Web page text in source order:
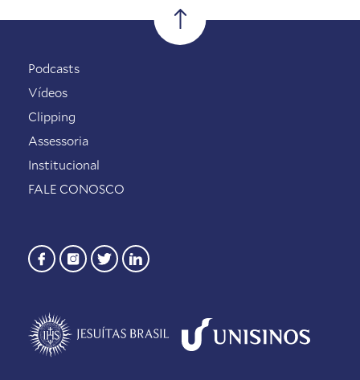
Podcasts
Vídeos
Clipping
Assessoria
Institucional
FALE CONOSCO